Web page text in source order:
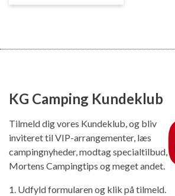
KG Camping Kundeklub
Tilmeld dig vores Kundeklub, og bliv
inviteret til VIP-arrangementer, læs
campingnyheder, modtag specialtilbud,
Mortens Campingtips og meget andet.
1. Udfyld formularen og klik på tilmeld.